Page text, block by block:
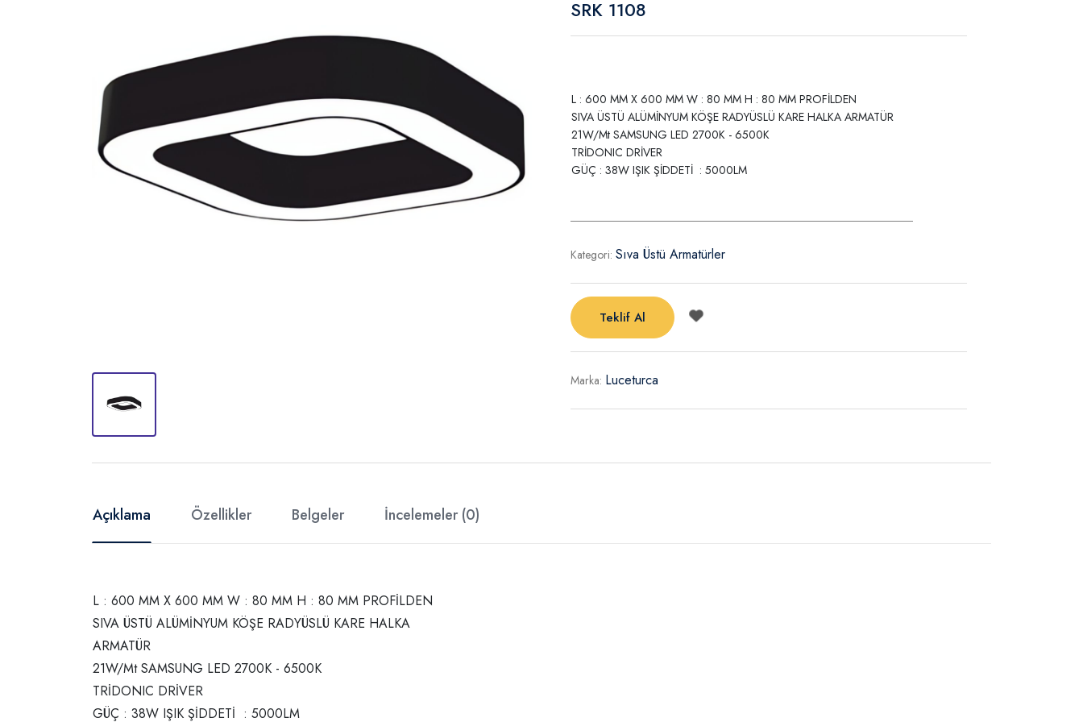
SRK 1108
L : 600 MM X 600 MM W : 80 MM H : 80 MM PROFİLDEN
SIVA ÜSTÜ ALÜMİNYUM KÖŞE RADYÜSLÜ KARE HALKA ARMATÜR
21W/Mt SAMSUNG LED 2700K - 6500K
TRİDONIC DRİVER
GÜÇ : 38W IŞIK ŞİDDETİ : 5000LM
Kategori: Sıva Üstü Armatürler
Teklif Al
Marka: Luceturca
Açıklama Özellikler Belgeler İncelemeler (0)
L : 600 MM X 600 MM W : 80 MM H : 80 MM PROFİLDEN
SIVA ÜSTÜ ALÜMİNYUM KÖŞE RADYÜSLÜ KARE HALKA
ARMATÜR
21W/Mt SAMSUNG LED 2700K - 6500K
TRİDONIC DRİVER
GÜÇ : 38W IŞIK ŞİDDETİ : 5000LM